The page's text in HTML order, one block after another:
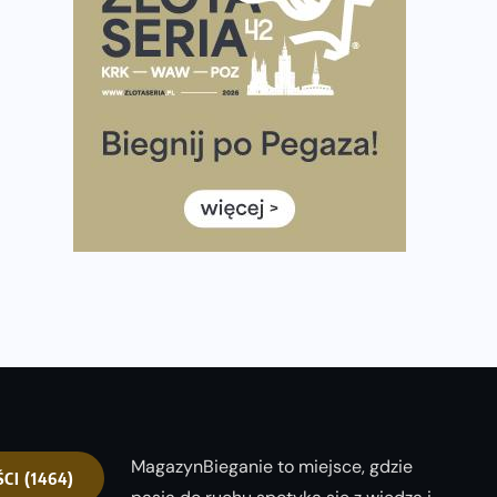
Tętno vs tempo – czym kierować się w bieganiu?
Co ma dużo białka? Produkty, które warto włączyć do
Rozbiegany Olsztyn szykuje się na weekend z
Już w tę sobotę 35. Bieg Powstania Warszawskiego.
(1464)
MagazynBieganie to miejsce, gdzie